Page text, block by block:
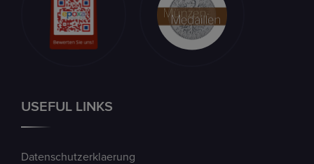
USEFUL LINKS
Datenschutzerklaerung